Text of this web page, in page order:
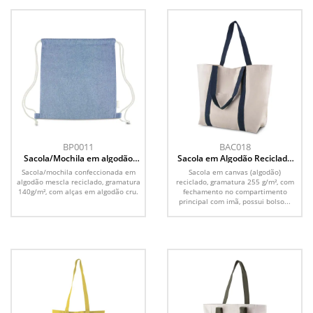
BP0011
Sacola/Mochila em algodão
mescla reciclado 140g/m²
Sacola/mochila confeccionada em
algodão mescla reciclado, gramatura
140g/m², com alças em algodão cru.
BAC018
Sacola em Algodão Reciclado
255g/m²
Sacola em canvas (algodão)
reciclado, gramatura 255 g/m², com
fechamento no compartimento
principal com imã, possui bolso...